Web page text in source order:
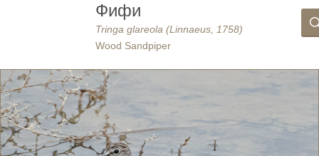
Фифи
Tringa glareola (Linnaeus, 1758)
Wood Sandpiper